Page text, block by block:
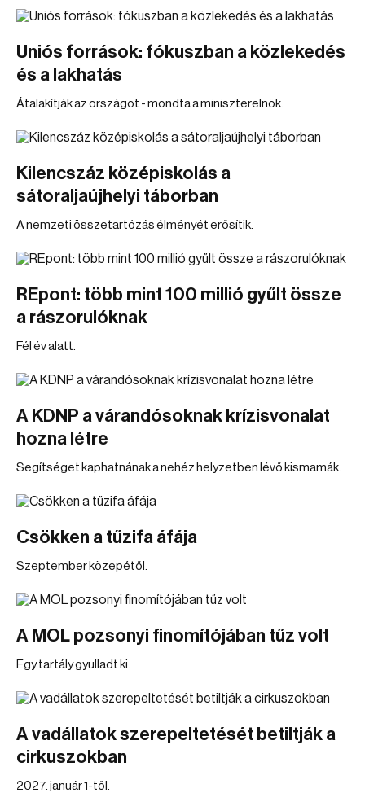
Uniós források: fókuszban a közlekedés
és a lakhatás
Átalakítják az országot - mondta a miniszterelnök.
Kilencszáz középiskolás a
sátoraljaújhelyi táborban
A nemzeti összetartózás élményét erősítik.
REpont: több mint 100 millió gyűlt össze
a rászorulóknak
Fél év alatt.
A KDNP a várandósoknak krízisvonalat
hozna létre
Segítséget kaphatnának a nehéz helyzetben lévő kismamák.
Csökken a tűzifa áfája
Szeptember közepétől.
A MOL pozsonyi finomítójában tűz volt
Egy tartály gyulladt ki.
A vadállatok szerepeltetését betiltják a
cirkuszokban
2027. január 1-től.